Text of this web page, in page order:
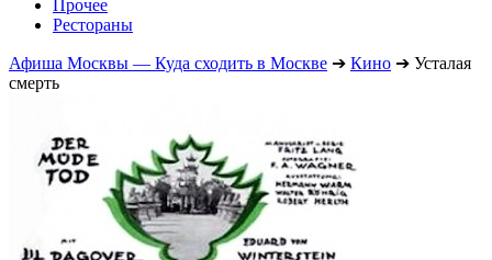
Прочее
Рестораны
Афиша Москвы — Куда сходить в Москве ➔ Кино ➔ Усталая
смерть